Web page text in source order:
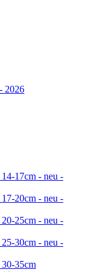
2026
17cm - neu -
20cm - neu -
25cm - neu -
30cm - neu -
35cm